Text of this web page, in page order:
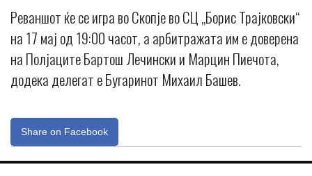
Реваншот ќе се игра во Скопје во СЦ „Борис Трајковски“
на 17 мај од 19:00 часот, а арбитражата им е доверена
на Полјаците Бартош Лечински и Марцин Пиечота,
додека делегат е Бугаринот Михаил Башев.
Share on Facebook